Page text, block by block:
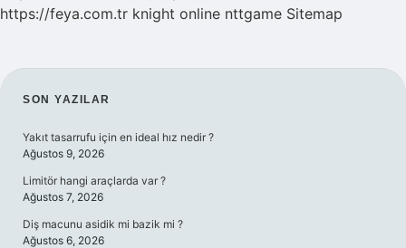
https://feya.com.tr knight online nttgame Sitemap
SIDEBAR
SON YAZILAR
Yakıt tasarrufu için en ideal hız nedir ?
Ağustos 9, 2026
Limitör hangi araçlarda var ?
Ağustos 7, 2026
Diş macunu asidik mi bazik mi ?
Ağustos 6, 2026